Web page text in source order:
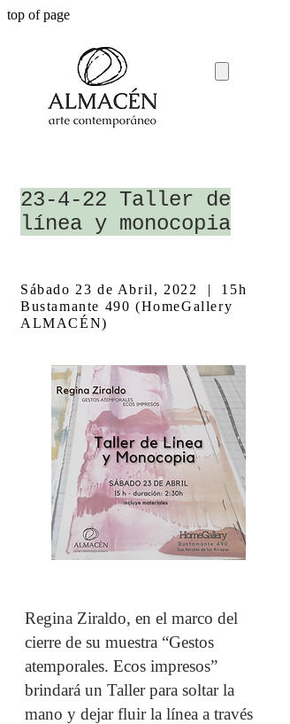
top of page
23-4-22 Taller de
línea y monocopia
Sábado 23 de Abril, 2022 | 15h
Bustamante 490 (HomeGallery
ALMACÉN)
Regina Ziraldo, en el marco del
cierre de su muestra “Gestos
atemporales. Ecos impresos”
brindará un Taller para soltar la
mano y dejar fluir la línea a través